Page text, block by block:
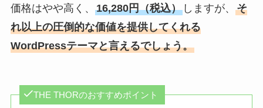
価格はやや高く、 16,280円（税込）しますが、 そ
れ以上の圧倒的な価値を提供してくれる
WordPressテーマと言えるでしょう。
THE THORのおすすめポイント